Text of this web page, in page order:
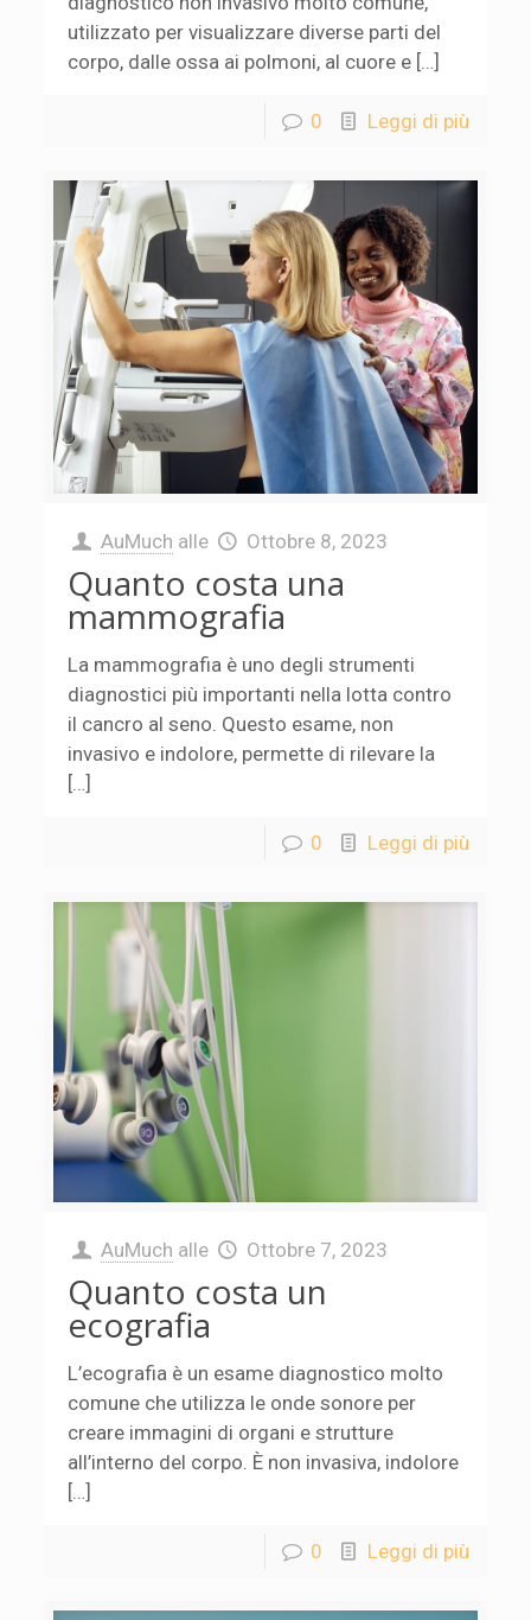
utilizzato per visualizzare diverse parti del
corpo, dalle ossa ai polmoni, al cuore e […]
0 Leggi di più
AuMuch alle Ottobre 8, 2023
Quanto costa una
mammografia
La mammografia è uno degli strumenti
diagnostici più importanti nella lotta contro
il cancro al seno. Questo esame, non
invasivo e indolore, permette di rilevare la
[…]
0 Leggi di più
AuMuch alle Ottobre 7, 2023
Quanto costa un
ecografia
L’ecografia è un esame diagnostico molto
comune che utilizza le onde sonore per
creare immagini di organi e strutture
all’interno del corpo. È non invasiva, indolore
[…]
0 Leggi di più